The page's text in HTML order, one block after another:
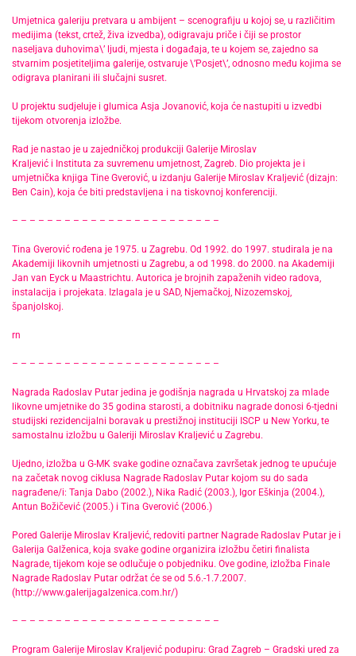
Umjetnica galeriju pretvara u ambijent – scenografiju u kojoj se, u različitim
medijima (tekst, crtež, živa izvedba), odigravaju priče i čiji se prostor
naseljava duhovima\’ ljudi, mjesta i događaja, te u kojem se, zajedno sa
stvarnim posjetiteljima galerije, ostvaruje \’Posjet\’, odnosno među kojima se
odigrava planirani ili slučajni susret.
U projektu sudjeluje i glumica Asja Jovanović, koja će nastupiti u izvedbi
tijekom otvorenja izložbe.
Rad je nastao je u zajedničkoj produkciji Galerije Miroslav
Kraljević i Instituta za suvremenu umjetnost, Zagreb. Dio projekta je i
umjetnička knjiga Tine Gverović, u izdanju Galerije Miroslav Kraljević (dizajn:
Ben Cain), koja će biti predstavljena i na tiskovnoj konferenciji.
– – – – – – – – – – – – – – – – – – – – – – – –
Tina Gverović rođena je 1975. u Zagrebu. Od 1992. do 1997. studirala je na
Akademiji likovnih umjetnosti u Zagrebu, a od 1998. do 2000. na Akademiji
Jan van Eyck u Maastrichtu. Autorica je brojnih zapaženih video radova,
instalacija i projekata. Izlagala je u SAD, Njemačkoj, Nizozemskoj,
španjolskoj.
rn
– – – – – – – – – – – – – – – – – – – – – – – –
Nagrada Radoslav Putar jedina je godišnja nagrada u Hrvatskoj za mlade
likovne umjetnike do 35 godina starosti, a dobitniku nagrade donosi 6-tjedni
studijski rezidencijalni boravak u prestižnoj instituciji ISCP u New Yorku, te
samostalnu izložbu u Galeriji Miroslav Kraljević u Zagrebu.
Ujedno, izložba u G-MK svake godine označava završetak jednog te upućuje
na začetak novog ciklusa Nagrade Radoslav Putar kojom su do sada
nagrađene/i: Tanja Dabo (2002.), Nika Radić (2003.), Igor Eškinja (2004.),
Antun Božičević (2005.) i Tina Gverović (2006.)
Pored Galerije Miroslav Kraljević, redoviti partner Nagrade Radoslav Putar je i
Galerija Galženica, koja svake godine organizira izložbu četiri finalista
Nagrade, tijekom koje se odlučuje o pobjedniku. Ove godine, izložba Finale
Nagrade Radoslav Putar održat će se od 5.6.-1.7.2007.
(http://www.galerijagalzenica.com.hr/)
– – – – – – – – – – – – – – – – – – – – – – – –
Program Galerije Miroslav Kraljević podupiru: Grad Zagreb – Gradski ured za